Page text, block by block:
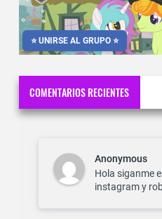
⭐ UNIRSE AL GRUPO ⭐
COMENTARIOS RECIENTES
Anonymous
Hola siganme
instagram y